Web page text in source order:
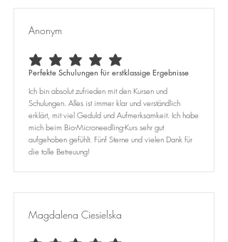
✔ Intensive Hydratation: Mangobutter und
Feuchtigkeit.
✔ Für alle Hauttypen geeignet: Auch für
empfindliche Haut geeignet.
✔ Frei von schädlichen Inhaltsstoffen: Enthält
keine Sulfate, Parabene oder künstliche
Farbstoffe.
✔ Vegan: Enthält keine tierischen
Anonym
durchschnittliches Rating ist 5 von 5
Perfekte Schulungen für erstklassige Ergebnisse
Ich bin absolut zufrieden mit den Kursen und
Schulungen. Alles ist immer klar und verständlich
erklärt, mit viel Geduld und Aufmerksamkeit. Ich habe
mich beim Bio-Microneedling-Kurs sehr gut
aufgehoben gefühlt. Fünf Sterne und vielen Dank für
die tolle Betreuung!
Magdalena Ciesielska